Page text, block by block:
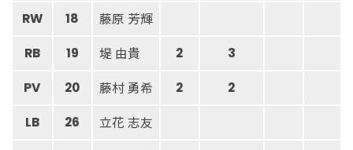
RW 18 藤原 芳輝
RB 19 堤 由貴 2 3
PV 20 藤村 勇希 2 2
LB 26 立花 志友